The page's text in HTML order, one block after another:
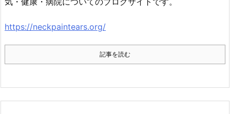
https://neckpaintears.org/
記事を読む